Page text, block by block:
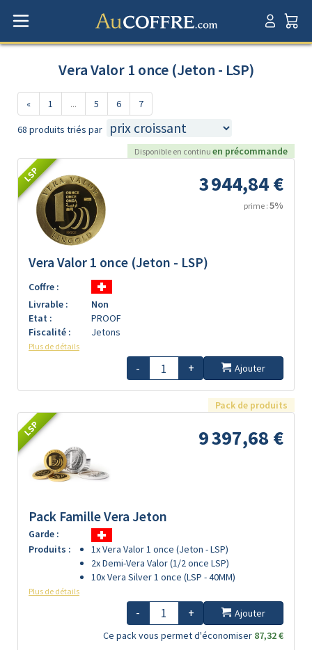
Vera Valor 1 once (Jeton - LSP)
« 1 ... 5 6 7
68 produits triés par
Disponible en continu en précommande
LSP 3 944,84 €
prime : 5%
Vera Valor 1 once (Jeton - LSP)
Coffre :
Livrable :
Non
Etat :
PROOF
Fiscalité :
Jetons
Plus de détails
- + Ajouter
Pack de produits
LSP 9 397,68 €
Pack Famille Vera Jeton
Garde :
Produits :
1x Vera Valor 1 once (Jeton - LSP)
2x Demi-Vera Valor (1/2 once LSP)
10x Vera Silver 1 once (LSP - 40MM)
Plus de détails
- +
Ajouter
Ce pack vous permet d'économiser 87,32 €